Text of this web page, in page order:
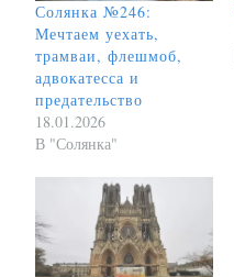
Солянка №246:
Мечтаем уехать,
трамваи, флешмоб,
адвокатесса и
предательство
18.01.2026
В "Солянка"